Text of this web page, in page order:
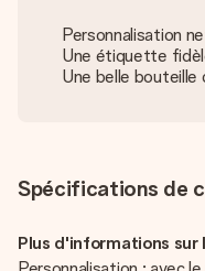
Personnalisation
Une étiquette
Une belle bouteille
Spécifications de
Plus d'informations